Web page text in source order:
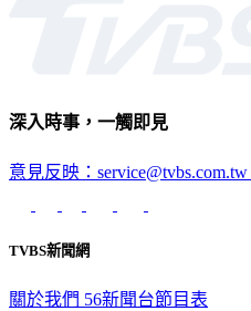
深入時事，一觸即見
意見反映：service@tvbs.com.tw
TVBS新聞網
關於我們 56新聞台節目表